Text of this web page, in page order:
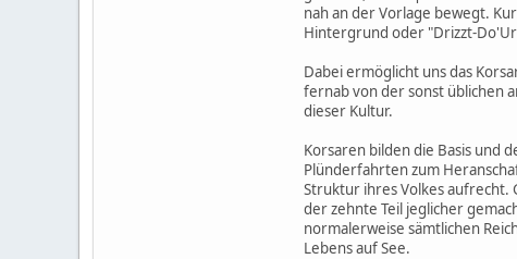
nah an der Vorlage bewegt.
Hintergrund oder "Drizzt-
Dabei ermöglicht uns das
fernab von der sonst üblichen
dieser Kultur.
Korsaren bilden die Basis und
Plünderfahrten zum
Struktur ihres Volkes aufrecht.
der zehnte Teil jeglicher
normalerweise sämtlichen
Lebens auf See.